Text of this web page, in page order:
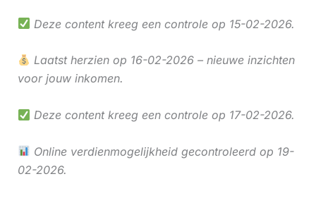
Deze content kreeg een controle op 15-02-2026.
Laatst herzien op 16-02-2026 – nieuwe inzichten
voor jouw inkomen.
Deze content kreeg een controle op 17-02-2026.
Online verdienmogelijkheid gecontroleerd op 19-
02-2026.